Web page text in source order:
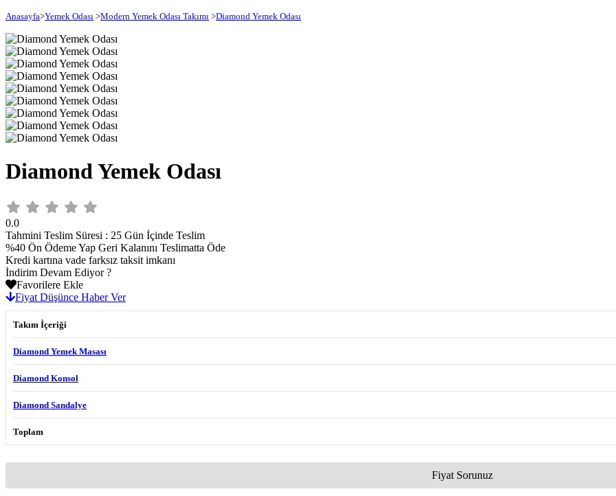
Anasayfa>Yemek Odası >Modern Yemek Odası Takımı >Diamond Yemek Odası
Diamond Yemek Odası
0.0
Tahmini Teslim Süresi : 25 Gün İçinde Teslim
%40 Ön Ödeme Yap Geri Kalanını Teslimatta Öde
Kredi kartına vade farksız taksit imkanı
İndirim Devam Ediyor ?
Favorilere Ekle
Fiyat Düşünce Haber Ver
Takım İçeriği
Diamond Yemek Masası
Diamond Konsol
Diamond Sandalye
Toplam
Fiyat Sorunuz